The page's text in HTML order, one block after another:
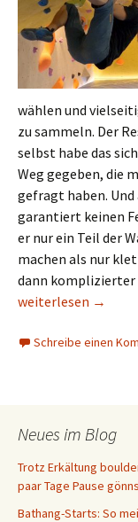
wählen und
zu sammeln. Der
selbst habe das
Weg gegeben, die
gefragt haben. Und
garantiert keinen
er nur ein Teil der
machen als nur
dann komplizierter
Mehr als nur
weiterlesen →
Schreibe einen
Neues im Blog
Trotz Erkältung
paar Tage Pause
Bathang-Starts: So